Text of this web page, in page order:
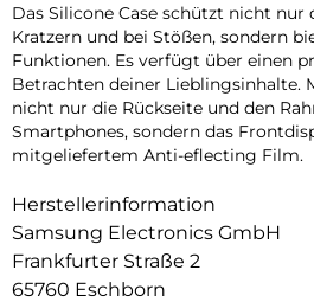
Das Silicone Case schützt nicht nur
Kratzern und bei Stößen, sondern
Funktionen. Es verfügt über einen
Betrachten deiner Lieblingsinhalte.
nicht nur die Rückseite und den
Smartphones, sondern das
mitgeliefertem Anti-eflecting Film.
Herstellerinformation
Samsung Electronics GmbH
Frankfurter Straße 2
65760 Eschborn